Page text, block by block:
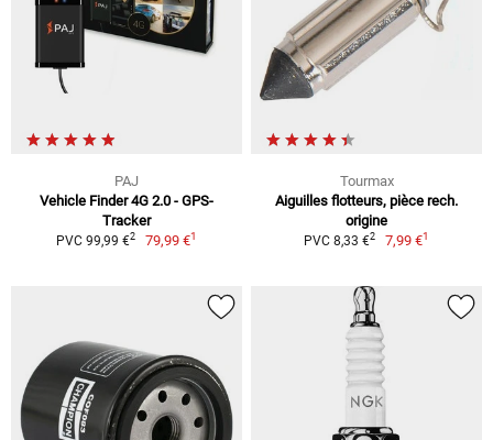
PAJ
Vehicle Finder 4G 2.0 - GPS-
Tracker
PVC 99,99 €2 79,99 €1
Tourmax
Aiguilles flotteurs, pièce rech.
origine
PVC 8,33 €2 7,99 €1